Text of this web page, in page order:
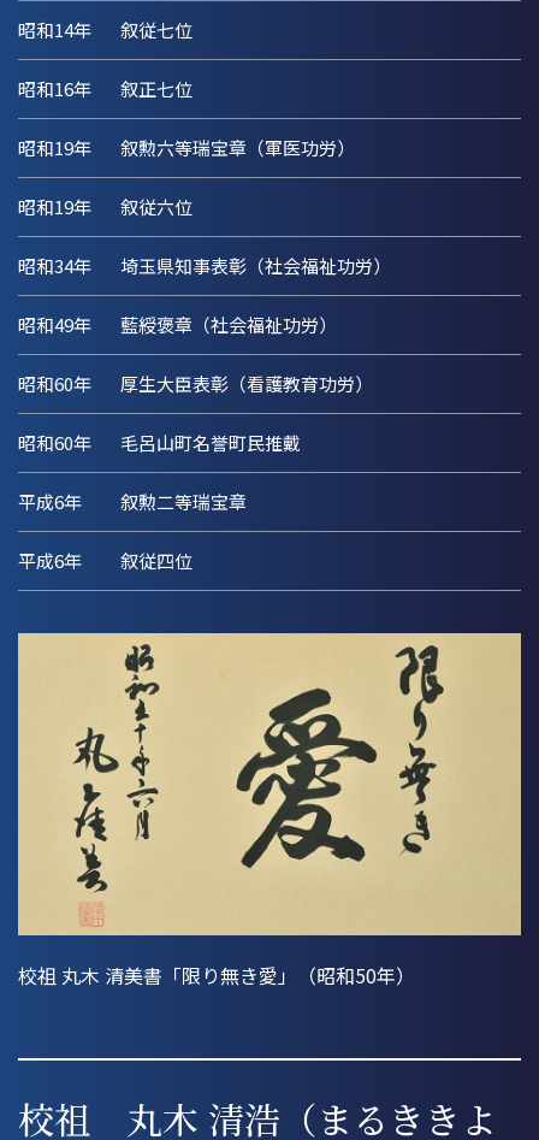
昭和14年 叙従七位
昭和16年 叙正七位
昭和19年 叙勲六等瑞宝章（軍医功労）
昭和19年 叙従六位
昭和34年 埼玉県知事表彰（社会福祉功労）
昭和49年 藍綬褒章（社会福祉功労）
昭和60年 厚生大臣表彰（看護教育功労）
昭和60年 毛呂山町名誉町民推戴
平成6年 叙勲二等瑞宝章
平成6年 叙従四位
校祖 丸木 清美書「限り無き愛」（昭和50年）
校祖 丸木 清浩（まるききよ